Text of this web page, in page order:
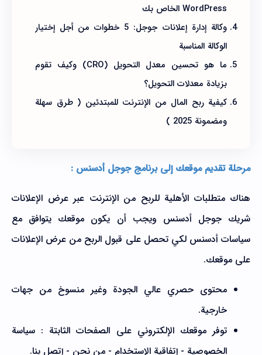
WordPress الخاص بك
وكالة إدارة إعلانات جوجل: 5 خطوات من أجل إختيار
الوكالة المناسبة
ما هو تحسين معدل التحويل (CRO) وكيف تقوم
بزيادة معدلات التحويل؟
كيفية ربح المال من الإنترنت للمبتدئين ( طرق سهلة
ومضمونة 2025 )
مرحلة تقديم موقعك إلى برنامج جوجل أدسنس :
هناك متطلبات الأهلية للربح من الإنترنت عبر عرض الإعلانات
شريك جوجل أدسنس ويجب أن يكون موقعك يتوافق مع
سياسات أدسنس لكي تحصل على قبول الربح من عرض الإعلانات
على موقعك.
محتوى حصري عالي الجودة وغير منسوخ من جهات
خارجية.
توفر موقعك الإلكتروني على الصفحات الثابتة : سياسة
الخصوصية - إتفاقية الإستخدام - من نحن - إتصل بنا.